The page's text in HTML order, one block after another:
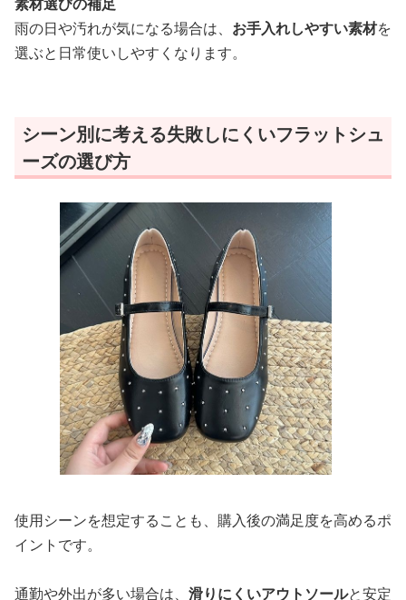
雨の日や汚れが気になる場合は、 お手入れしやすい素材を
選ぶと日常使いしやすくなります。
シーン別に考える失敗しにくいフラットシュ
ーズの選び方
使用シーンを想定することも、購入後の満足度を高めるポ
イントです。
通勤や外出が多い場合は、 滑りにくいアウトソールと安定